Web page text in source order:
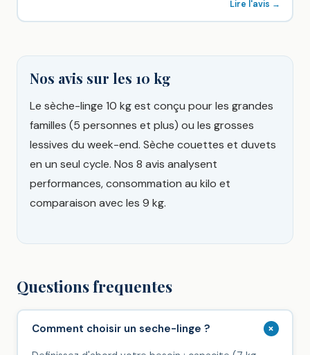
Lire l'avis →
Nos avis sur les 10 kg
Le sèche-linge 10 kg est conçu pour les grandes
familles (5 personnes et plus) ou les grosses
lessives du week-end. Sèche couettes et duvets
en un seul cycle. Nos 8 avis analysent
performances, consommation au kilo et
comparaison avec les 9 kg.
Questions frequentes
Comment choisir un seche-linge ? +